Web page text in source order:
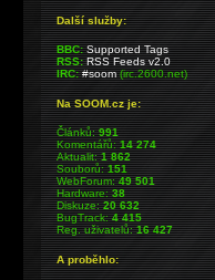
Další služby:
BBC: Supported Tags
RSS: RSS Feeds v2.0
IRC: #soom(irc.2600.net)
Na SOOM.cz je:
Článků:991
Komentářů:14 274
Aktualit:1 862
Souborů:151
WebForum:49 501
Hardware:38
Diskuze:20 632
BugTrack:4 415
Reg. uživatelů:16 427
A proběhlo: